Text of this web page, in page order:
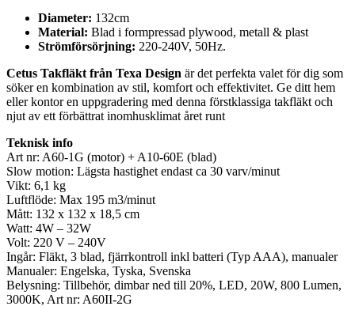
Diameter: 132cm
Material: Blad i formpressad plywood, metall & plast
Strömförsörjning: 220-240V, 50Hz.
Cetus Takfläkt från Texa Design är det perfekta valet för dig som
söker en kombination av stil, komfort och effektivitet. Ge ditt hem
eller kontor en uppgradering med denna förstklassiga takfläkt och
njut av ett förbättrat inomhusklimat året runt
Teknisk info
Art nr: A60-1G (motor) + A10-60E (blad)
Slow motion: Lägsta hastighet endast ca 30 varv/minut
Vikt: 6,1 kg
Luftflöde: Max 195 m3/minut
Mått: 132 x 132 x 18,5 cm
Watt: 4W – 32W
Volt: 220 V – 240V
Ingår: Fläkt, 3 blad, fjärrkontroll inkl batteri (Typ AAA), manualer
Manualer: Engelska, Tyska, Svenska
Belysning: Tillbehör, dimbar ned till 20%, LED, 20W, 800 Lumen,
3000K, Art nr: A60II-2G